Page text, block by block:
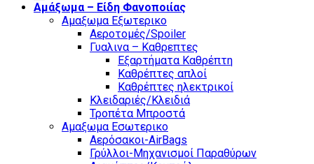
Αμάξωμα – Είδη Φανοποιίας
Αμαξωμα Εξωτερικο
Αεροτομές/Spoiler
Γυαλινα – Καθρεπτες
Εξαρτήματα Καθρέπτη
Καθρέπτες απλοί
Καθρέπτες ηλεκτρικοί
Κλειδαριές/Κλειδιά
Τροπέτα Μπροστά
Αμαξωμα Εσωτερικο
Αερόσακοι-AirBags
Γρύλλοι-Μηχανισμοί Παραθύρων